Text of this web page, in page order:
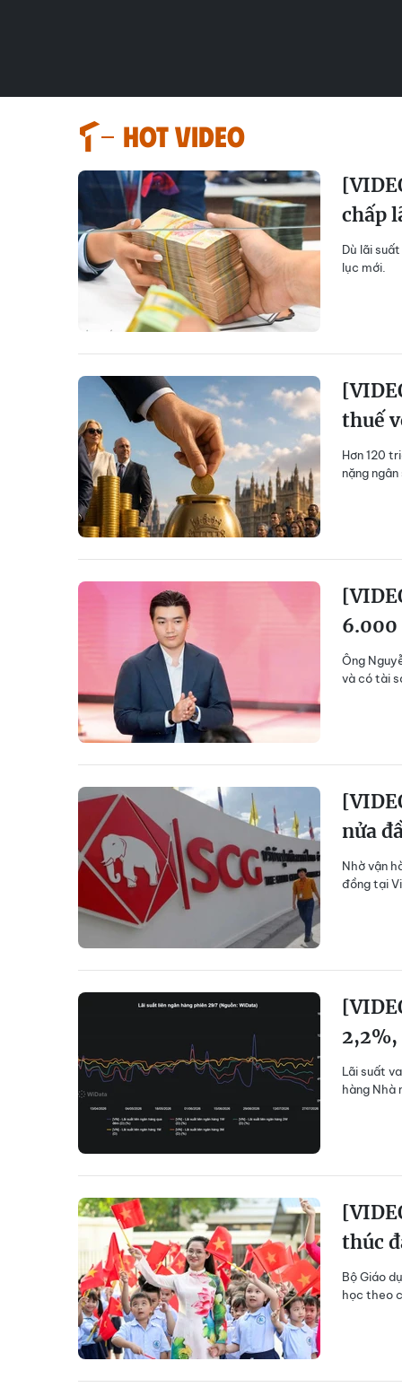
HOT VIDEO
chấp
Dù lãi
lục mới.
thuế
Hơn 120
nặng
6.000
Ông
và có tài
nửa
Nhờ vận
đồng tại
Lãi suất
hàng Nhà
thúc
Bộ Giáo
học theo